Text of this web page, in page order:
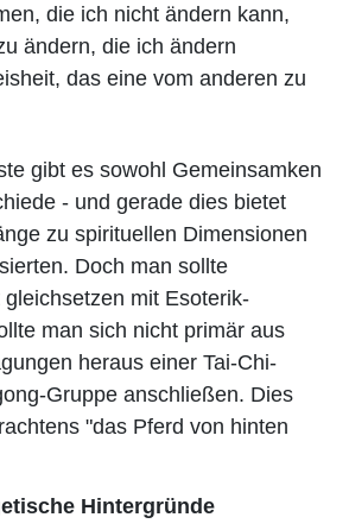
die ich nicht ändern kann,
ändern, die ich ändern
das eine vom anderen zu
gibt es sowohl Gemeinsamken
- und gerade dies bietet
zu spirituellen Dimensionen
Doch man sollte
mit Esoterik-
man sich nicht primär aus
heraus einer Tai-Chi-
Gruppe anschließen. Dies
"das Pferd von hinten
Hintergründe